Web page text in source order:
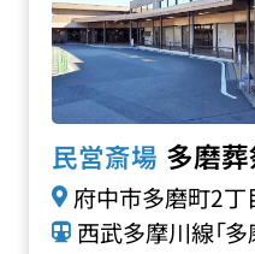
民営斎場 多磨葬
府中市多磨町2丁
西武多摩川線「